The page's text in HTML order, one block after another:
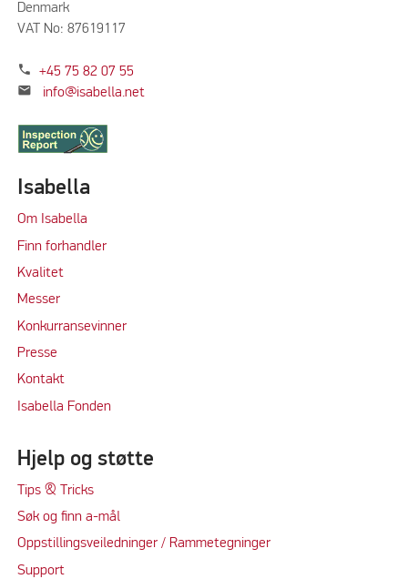
Denmark
VAT No: 87619117
phone +45 75 82 07 55
mail info@isabella.net
Isabella
Om Isabella
Finn forhandler
Kvalitet
Messer
Konkurransevinner
Presse
Kontakt
Isabella Fonden
Hjelp og støtte
Tips & Tricks
Søk og finn a-mål
Oppstillingsveiledninger / Rammetegninger
Support